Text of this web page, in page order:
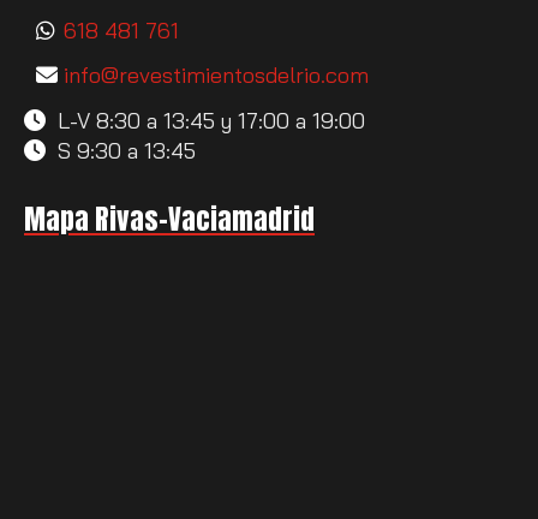
618 481 761
info
revestimientosdelrio.com
L-V 8:30 a 13:45 y 17:00 a 19:00
S 9:30 a 13:45
Mapa Rivas-Vaciamadrid